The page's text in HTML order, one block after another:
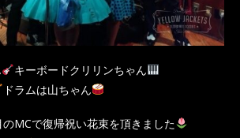
キーボードクリリンちゃん
ドラムは山ちゃん
MCで復帰祝い花束を頂きました